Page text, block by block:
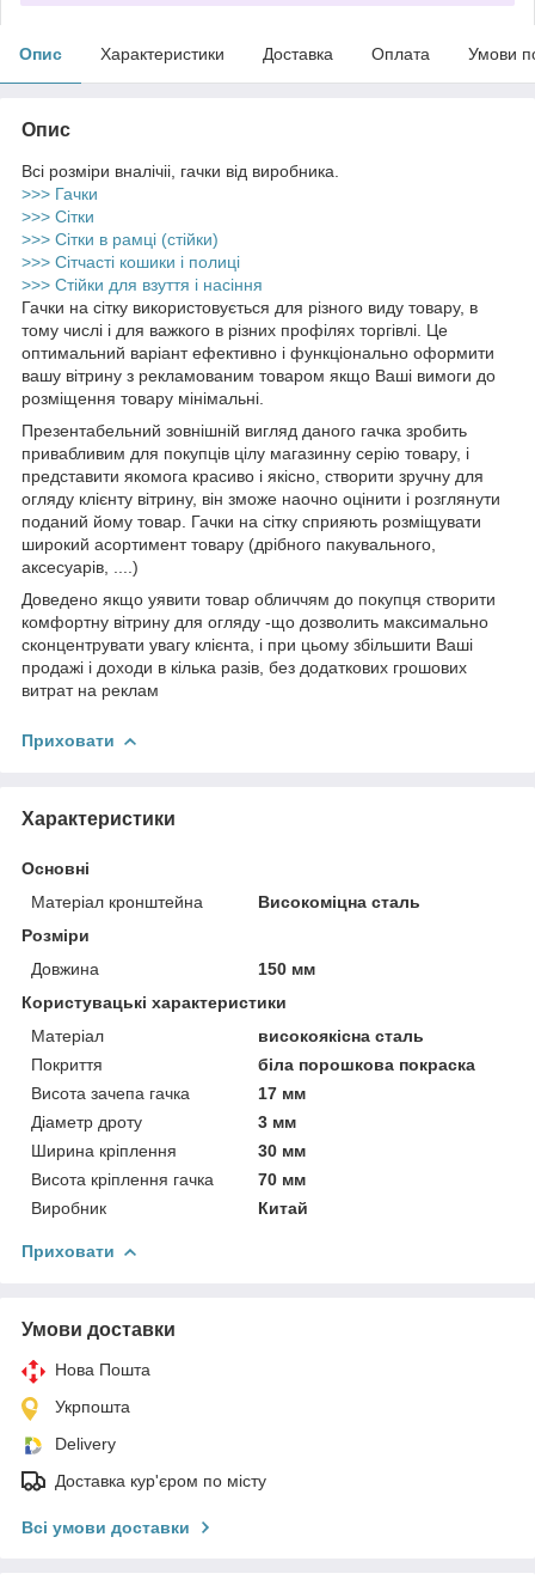
Опис Характеристики Доставка Оплата Умови
Опис
Всі розміри вналічіі, гачки від виробника.
>>> Гачки
>>> Сітки
>>> Сітки в рамці (стійки)
>>> Сітчасті кошики і полиці
>>> Стійки для взуття і насіння
Гачки на сітку використовується для різного виду товару, в
тому числі і для важкого в різних профілях торгівлі. Це
оптимальний варіант ефективно і функціонально оформити
вашу вітрину з рекламованим товаром якщо Ваші вимоги до
розміщення товару мінімальні.
Презентабельний зовнішній вигляд даного гачка зробить
привабливим для покупців цілу магазинну серію товару, і
представити якомога красиво і якісно, ​​створити зручну для
огляду клієнту вітрину, він зможе наочно оцінити і розглянути
поданий йому товар. Гачки на сітку сприяють розміщувати
широкий асортимент товару (дрібного пакувального,
аксесуарів, ....)
Доведено якщо уявити товар обличчям до покупця створити
комфортну вітрину для огляду -що дозволить максимально
сконцентрувати увагу клієнта, і при цьому збільшити Ваші
продажі і доходи в кілька разів, без додаткових грошових
витрат на реклам
Приховати
Характеристики
Основні
Матеріал кронштейна
Високоміцна сталь
Розміри
Довжина
150 мм
Користувацькі характеристики
Матеріал
високоякісна сталь
Покриття
біла порошкова покраска
Висота зачепа гачка
17 мм
Діаметр дроту
3 мм
Ширина кріплення
30 мм
Висота кріплення гачка
70 мм
Виробник
Китай
Приховати
Умови доставки
Нова Пошта
Укрпошта
Delivery
Доставка кур'єром по місту
Всі умови доставки